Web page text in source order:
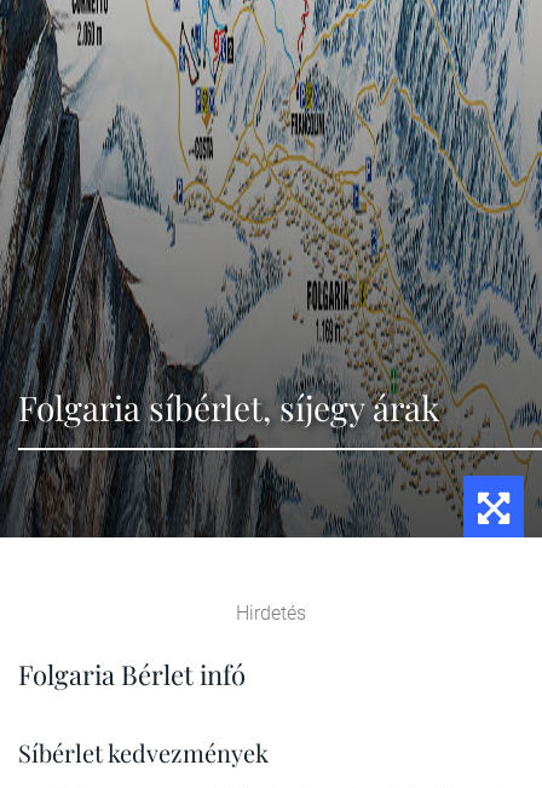
Folgaria síbérlet, síjegy árak
Hirdetés
Folgaria Bérlet infó
Síbérlet kedvezmények